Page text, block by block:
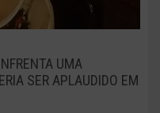
UMA
SER APLAUDIDO EM